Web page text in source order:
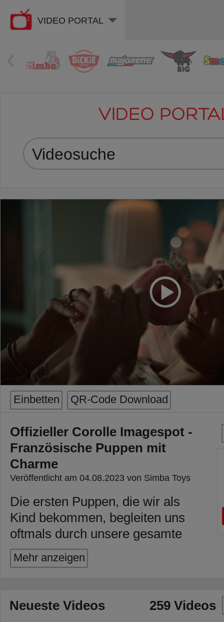
VIDEO PORTAL
VIDEO
Einbetten QR-Code Download
Offizieller Corolle Imagespot -
Französische Puppen mit
Charme
Veröffentlicht am 04.08.2023 von Simba Toys
Die ersten Puppen, die wir als
Kind bekommen, begleiten uns
oftmals durch unsere gesamte
Kindheit. So auch die Puppen von
Corolle. Bereits ab der Geburt
der Seite der Kleinen. Bald darauf
folgen Babypuppen oder
Mehr anzeigen
Neueste Videos 259 Videos